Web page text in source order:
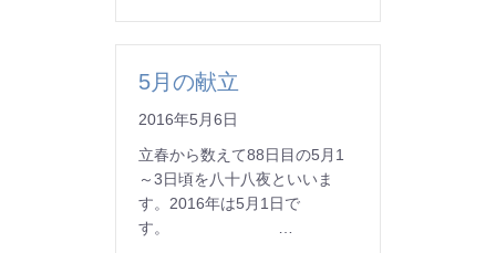
5月の献立
2016年5月6日
立春から数えて88日目の5月1
～3日頃を八十八夜といいま
す。2016年は5月1日で
す。 …